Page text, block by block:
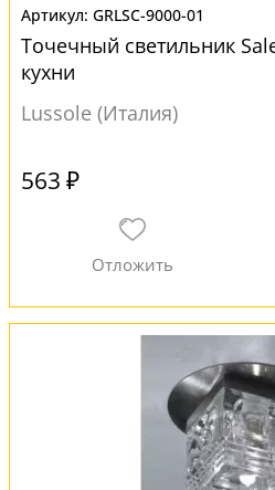
GRLSC-9000-01
Точечный светильник
кухни
Lussole (Италия)
563 ₽